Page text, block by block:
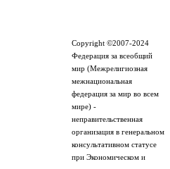
Copyright ©2007-2024
Федерация за всеобщий
мир (Межрелигиозная
межнациональная
федерация за мир во всем
мире) -
неправительственная
организация в генеральном
консультативном статусе
при Экономическом и